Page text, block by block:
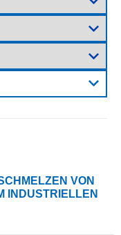
VON
INDUSTRIELLEN